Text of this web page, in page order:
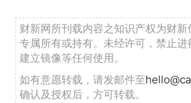
财新网所刊载内容之知识产权为财新
专属所有或持有。未经许可，禁止进
建立镜像等任何使用。
如有意愿转载，请发邮件至
确认及授权后，方可转载。